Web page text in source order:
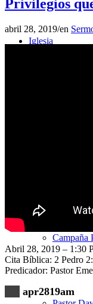
Iglesia
Campaña
Privilegios
abril 28, 2019/en
Abril 28, 2019 – 1:30
Cita Bíblica: 2 Pedro
Predicador: Pastor
apr2819am